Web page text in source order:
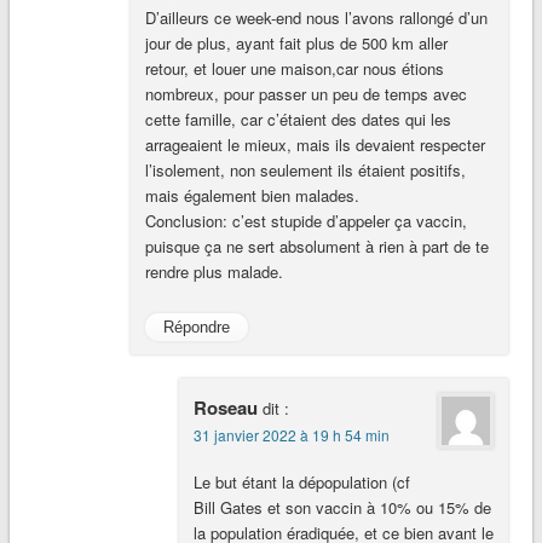
D’ailleurs ce week-end nous l’avons rallongé d’un
jour de plus, ayant fait plus de 500 km aller
retour, et louer une maison,car nous étions
nombreux, pour passer un peu de temps avec
cette famille, car c’étaient des dates qui les
arrageaient le mieux, mais ils devaient respecter
l’isolement, non seulement ils étaient positifs,
mais également bien malades.
Conclusion: c’est stupide d’appeler ça vaccin,
puisque ça ne sert absolument à rien à part de te
rendre plus malade.
Répondre
Roseau dit :
31 janvier 2022 à 19 h 54 min
Le but étant la dépopulation (cf
Bill Gates et son vaccin à 10% ou 15% de
la population éradiquée, et ce bien avant le